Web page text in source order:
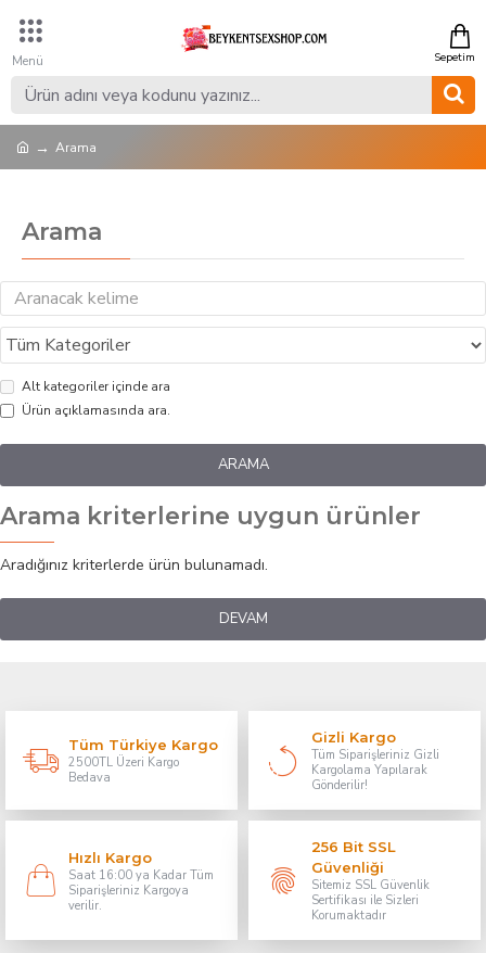
Arama
Arama
Alt kategoriler içinde ara
Ürün açıklamasında ara.
ARAMA
Arama kriterlerine uygun ürünler
Aradığınız kriterlerde ürün bulunamadı.
DEVAM
Tüm Türkiye Kargo
2500TL Üzeri Kargo
Bedava
Gizli Kargo
Tüm Siparişleriniz Gizli
Kargolama Yapılarak
Gönderilir!
Hızlı Kargo
Saat 16:00 ya Kadar Tüm
Siparişleriniz Kargoya
verilir.
256 Bit SSL
Güvenliği
Sitemiz SSL Güvenlik
Sertifikası ile Sizleri
Korumaktadır